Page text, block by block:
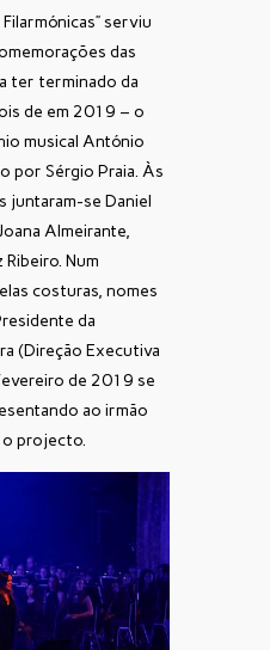
serviu
das
ter terminado da
de em 2019 – o
musical António
por Sérgio Praia. Às
juntaram-se Daniel
Almeirante,
Ribeiro. Num
costuras, nomes
da
(Direção Executiva
de 2019 se
ao irmão
projecto.